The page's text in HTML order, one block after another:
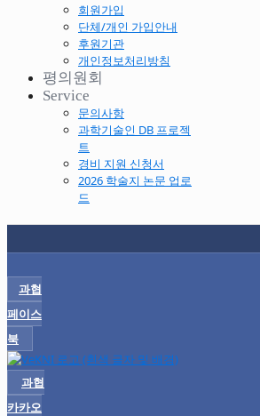
회원가입
단체/개인 가입안내
후원기관
개인정보처리방침
평의원회
Service
문의사항
과학기술인 DB 프로젝
트
경비 지원 신청서
2026 학술지 논문 업로
드
과협
페이스
북
과협
카카오